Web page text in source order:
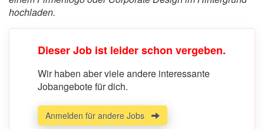
hochladen.
Dieser Job ist leider schon vergeben.
Wir haben aber viele andere interessante
Jobangebote für dich.
Anmelden für andere Jobs